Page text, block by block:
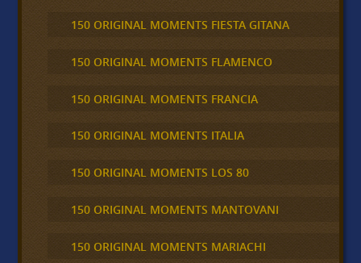
150 ORIGINAL MOMENTS FIESTA GITANA
150 ORIGINAL MOMENTS FLAMENCO
150 ORIGINAL MOMENTS FRANCIA
150 ORIGINAL MOMENTS ITALIA
150 ORIGINAL MOMENTS LOS 80
150 ORIGINAL MOMENTS MANTOVANI
150 ORIGINAL MOMENTS MARIACHI